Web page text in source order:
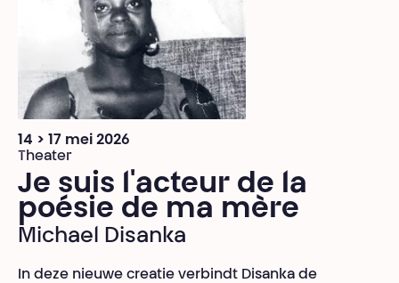
14 > 17 mei 2026
Theater
Je suis l'acteur de la
poésie de ma mère
Michael Disanka
In deze nieuwe creatie verbindt Disanka de